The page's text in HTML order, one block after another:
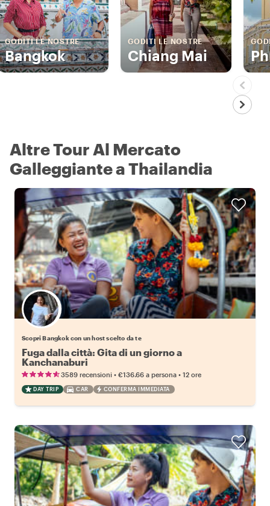
GODITI LE NOSTRE
Bangkok
GODITI LE NOSTRE
Chiang Mai
Altre Tour Al Mercato
Galleggiante a Thailandia
Scegli il tuo local preferito
Scopri Bangkok con un host scelto da te
Fuga dalla città: Gita di un giorno a
Kanchanaburi
3589 recensioni • €136.66 a persona • 12 ore
DAY TRIP CAR CONFERMA IMMEDIATA